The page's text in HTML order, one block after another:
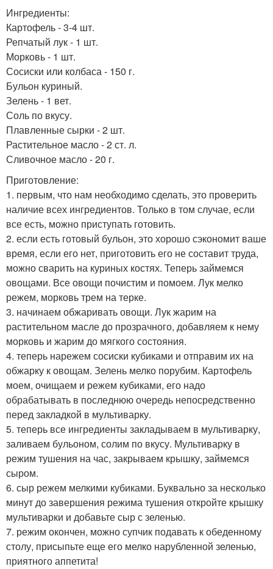
Ингредиенты:
Картофель - 3-4 шт.
Репчатый лук - 1 шт.
Морковь - 1 шт.
Сосиски или колбаса - 150 г.
Бульон куриный.
Зелень - 1 вет.
Соль по вкусу.
Плавленные сырки - 2 шт.
Растительное масло - 2 ст. л.
Сливочное масло - 20 г.
Приготовление:
1. первым, что нам необходимо сделать, это проверить
наличие всех ингредиентов. Только в том случае, если
все есть, можно приступать готовить.
2. если есть готовый бульон, это хорошо сэкономит ваше
время, если его нет, приготовить его не составит труда,
можно сварить на куриных костях. Теперь займемся
овощами. Все овощи почистим и помоем. Лук мелко
режем, морковь трем на терке.
3. начинаем обжаривать овощи. Лук жарим на
растительном масле до прозрачного, добавляем к нему
морковь и жарим до мягкого состояния.
4. теперь нарежем сосиски кубиками и отправим их на
обжарку к овощам. Зелень мелко порубим. Картофель
моем, очищаем и режем кубиками, его надо
обрабатывать в последнюю очередь непосредственно
перед закладкой в мультиварку.
5. теперь все ингредиенты закладываем в мультиварку,
заливаем бульоном, солим по вкусу. Мультиварку в
режим тушения на час, закрываем крышку, займемся
сыром.
6. сыр режем мелкими кубиками. Буквально за несколько
минут до завершения режима тушения откройте крышку
мультиварки и добавьте сыр с зеленью.
7. режим окончен, можно супчик подавать к обеденному
столу, присыпьте еще его мелко нарубленной зеленью,
приятного аппетита!